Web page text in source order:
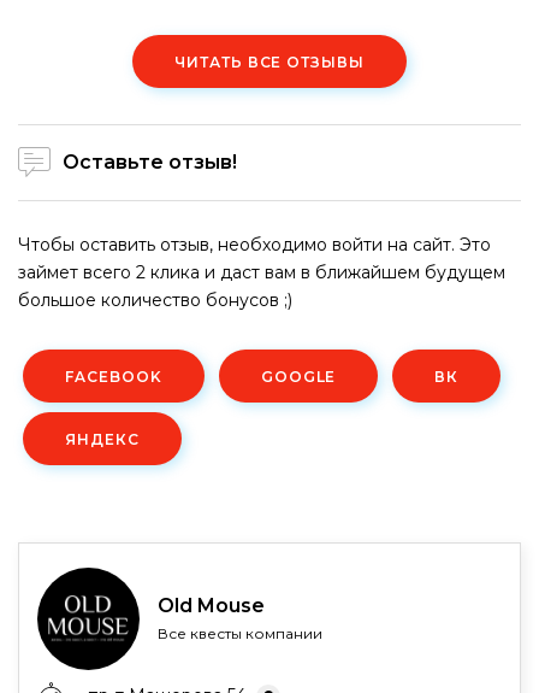
ЧИТАТЬ ВСЕ ОТЗЫВЫ
Оставьте отзыв!
Чтобы оставить отзыв, необходимо войти на сайт. Это
займет всего 2 клика и даст вам в ближайшем будущем
большое количество бонусов ;)
FACEBOOK GOOGLE ВК
ЯНДЕКС
Old Mouse
Все квесты компании